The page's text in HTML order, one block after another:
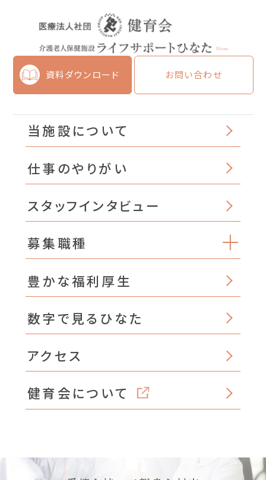
資料ダウンロード お問い合わせ
当施設について
仕事のやりがい
スタッフインタビュー
募集職種
豊かな福利厚生
数字で見るひなた
アクセス
健育会について